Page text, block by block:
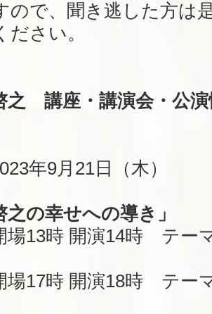
ので、聞き逃した方は
ださい。
之 講座・講演会・公
年9月21日（木）
之の幸せへの導き」
13時 開演14時 テー
17時 開演18時 テー